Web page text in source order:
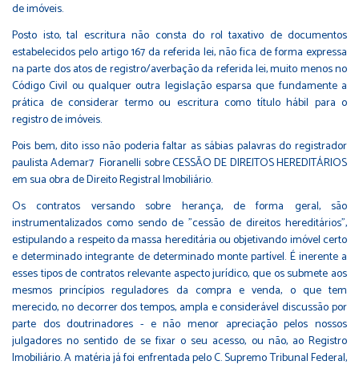
de imóveis.
Posto isto, tal escritura não consta do rol taxativo de documentos
estabelecidos pelo artigo 167 da referida lei, não fica de forma expressa
na parte dos atos de registro/averbação da referida lei, muito menos no
Código Civil ou qualquer outra legislação esparsa que fundamente a
prática de considerar termo ou escritura como título hábil para o
registro de imóveis.
Pois bem, dito isso não poderia faltar as sábias palavras do registrador
paulista Ademar7 Fioranelli sobre CESSÃO DE DIREITOS HEREDITÁRIOS
em sua obra de Direito Registral Imobiliário.
Os contratos versando sobre herança, de forma geral, são
instrumentalizados como sendo de "cessão de direitos hereditários",
estipulando a respeito da massa hereditária ou objetivando imóvel certo
e determinado integrante de determinado monte partível. É inerente a
esses tipos de contratos relevante aspecto jurídico, que os submete aos
mesmos princípios reguladores da compra e venda, o que tem
merecido, no decorrer dos tempos, ampla e considerável discussão por
parte dos doutrinadores - e não menor apreciação pelos nossos
julgadores no sentido de se fixar o seu acesso, ou não, ao Registro
Imobiliário. A matéria já foi enfrentada pelo C. Supremo Tribunal Federal,